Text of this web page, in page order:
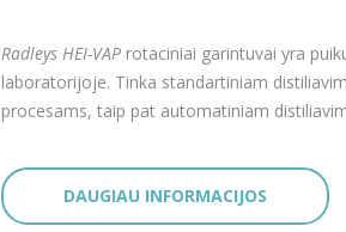
Radleys HEI-VAProtaciniai garintuvai yra
laboratorijoje. Tinka standartiniam
procesams, taip pat automatiniam
DAUGIAU INFORMACIJOS